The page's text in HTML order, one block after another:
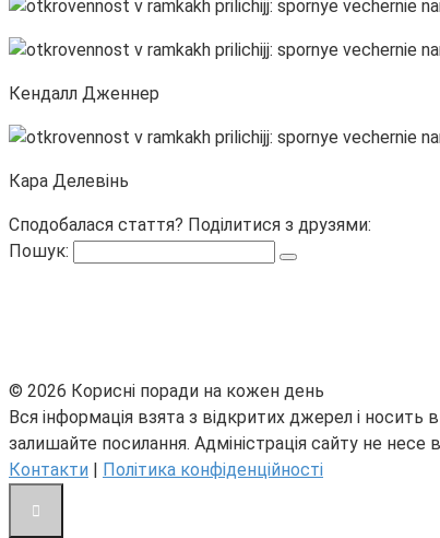
Кендалл Дженнер
Кара Делевінь
Сподобалася стаття? Поділитися з друзями:
Пошук:
© 2026 Корисні поради на кожен день
Вся інформація взята з відкритих джерел і
залишайте посилання. Адміністрація сайту не несе
Контакти | Політика конфіденційності